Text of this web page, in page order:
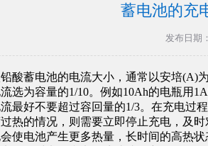
蓄电池的充
发布日期
酸蓄电池的电流大小，通常以安培(A)
选为容量的1/10。例如10Ah的电瓶用
最好不要超过容回量的1/3。在充电过
热的情况，则需要立即停止充电，及时
使电池产生更多热量，长时间的高热